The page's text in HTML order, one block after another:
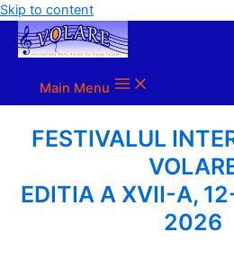
Skip to content
Main Menu
FESTIVALUL
EDITIA A XVII-A,
2026